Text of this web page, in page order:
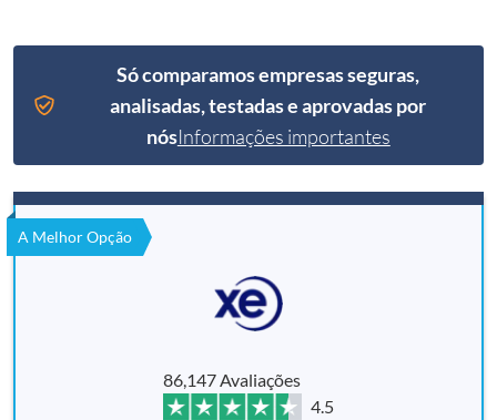
Só comparamos empresas seguras,
analisadas, testadas e aprovadas por
nósInformações importantes
A Melhor Opção
86,147 Avaliações
4.5